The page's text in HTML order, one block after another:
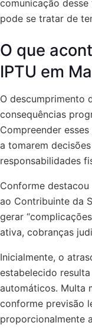
comunicação
pode se tratar de
O que
IPTU em
O descumprimento
consequências
Compreender
a tomarem
responsabilidades
Conforme
ao Contribuinte da
gerar
ativa, cobranças
Inicialmente, o
estabelecido
automáticos. Multa
conforme previsão
proporcionalmente